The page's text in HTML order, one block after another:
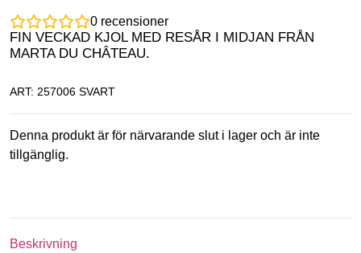
0 recensioner
FIN VECKAD KJOL MED RESÅR I MIDJAN FRÅN
MARTA DU CHÂTEAU.
ART: 257006 SVART
Denna produkt är för närvarande slut i lager och är inte
tillgänglig.
Beskrivning